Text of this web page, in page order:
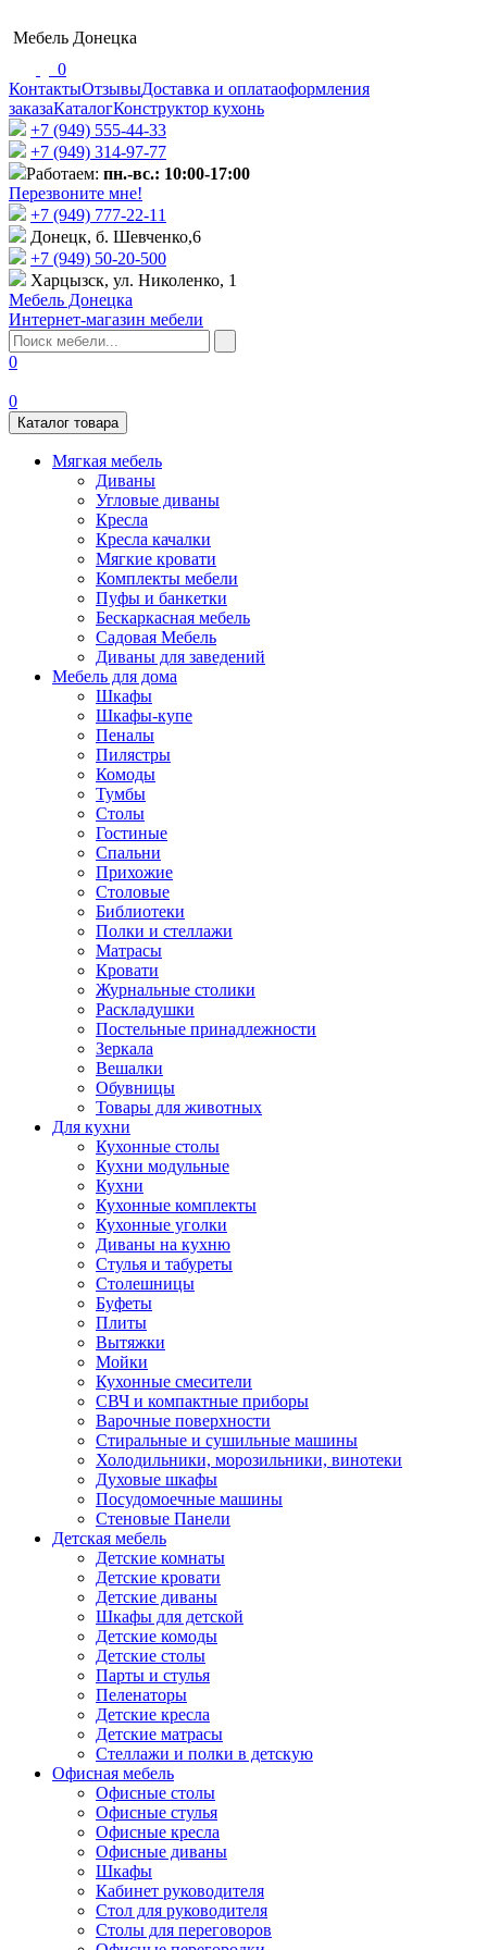
Мебель Донецка
0
КонтактыОтзывыДоставка и оплатаоформления
заказаКаталогКонструктор кухонь
+7 (949) 555-44-33
+7 (949) 314-97-77
Работаем: пн.-вс.: 10:00-17:00
Перезвоните мне!
+7 (‎949) 777-22-11
Донецк, б. Шевченко,6
+7 (949) 50-20-500
Харцызск, ул. Николенко, 1
Мебель Донецка
Интернет-магазин мебели
0
0
Каталог товара
Мягкая мебель
Диваны
Угловые диваны
Кресла
Кресла качалки
Мягкие кровати
Комплекты мебели
Пуфы и банкетки
Бескаркасная мебель
Садовая Мебель
Диваны для заведений
Мебель для дома
Шкафы
Шкафы-купе
Пеналы
Пилястры
Комоды
Тумбы
Столы
Гостиные
Спальни
Прихожие
Столовые
Библиотеки
Полки и стеллажи
Матрасы
Кровати
Журнальные столики
Раскладушки
Постельные принадлежности
Зеркала
Вешалки
Обувницы
Товары для животных
Для кухни
Кухонные столы
Кухни модульные
Кухни
Кухонные комплекты
Кухонные уголки
Диваны на кухню
Стулья и табуреты
Столешницы
Буфеты
Плиты
Вытяжки
Мойки
Кухонные смесители
СВЧ и компактные приборы
Варочные поверхности
Стиральные и сушильные машины
Холодильники, морозильники, винотеки
Духовые шкафы
Посудомоечные машины
Стеновые Панели
Детская мебель
Детские комнаты
Детские кровати
Детские диваны
Шкафы для детской
Детские комоды
Детские столы
Парты и стулья
Пеленаторы
Детские кресла
Детские матрасы
Стеллажи и полки в детскую
Офисная мебель
Офисные столы
Офисные стулья
Офисные кресла
Офисные диваны
Шкафы
Кабинет руководителя
Стол для руководителя
Столы для переговоров